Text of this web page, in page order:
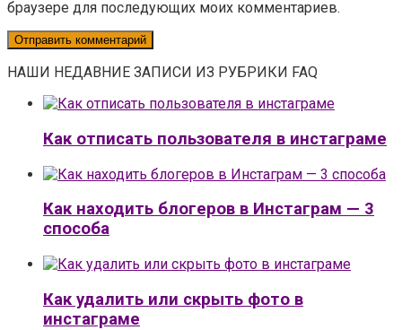
браузере для последующих моих комментариев.
НАШИ НЕДАВНИЕ ЗАПИСИ ИЗ РУБРИКИ FAQ
Как отписать пользователя в инстаграме
Как находить блогеров в Инстаграм — 3
способа
Как удалить или скрыть фото в
инстаграме